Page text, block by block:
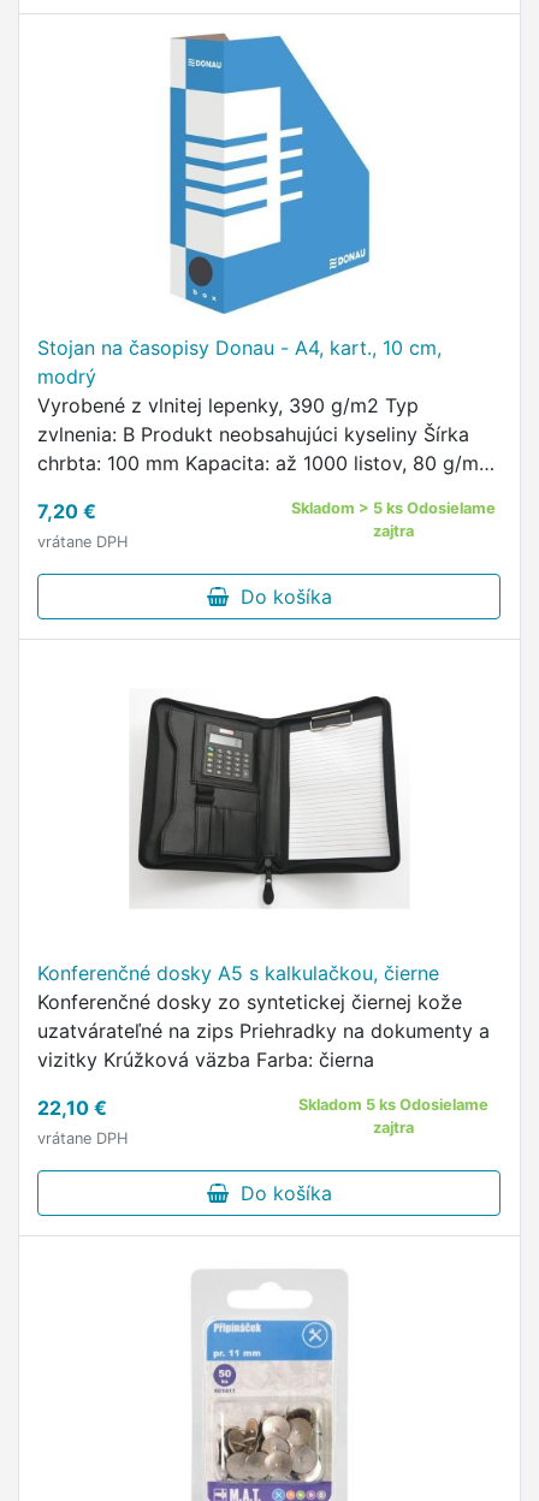
Stojan na časopisy Donau - A4, kart., 10 cm,
modrý
Vyrobené z vlnitej lepenky, 390 g/m2 Typ
zvlnenia: B Produkt neobsahujúci kyseliny Šírka
chrbta: 100 mm Kapacita: až 1000 listov, 80 g/m2
krabice z police …
7,20 €
vrátane DPH
Skladom > 5 ks Odosielame
zajtra
Do košíka
Konferenčné dosky A5 s kalkulačkou, čierne
Konferenčné dosky zo syntetickej čiernej kože
uzatvárateľné na zips Priehradky na dokumenty a
vizitky Krúžková väzba Farba: čierna
22,10 €
vrátane DPH
Skladom 5 ks Odosielame
zajtra
Do košíka